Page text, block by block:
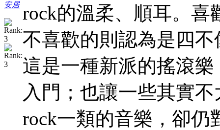
安居 rock的溫柔、順耳。喜
不喜歡的則認為是四
這是一種新派的搖滾
入門；也讓一些其實
rock一類的音樂，卻仍